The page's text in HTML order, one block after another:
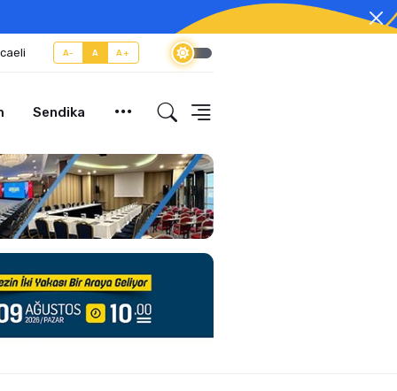
A- A A+
Sendika